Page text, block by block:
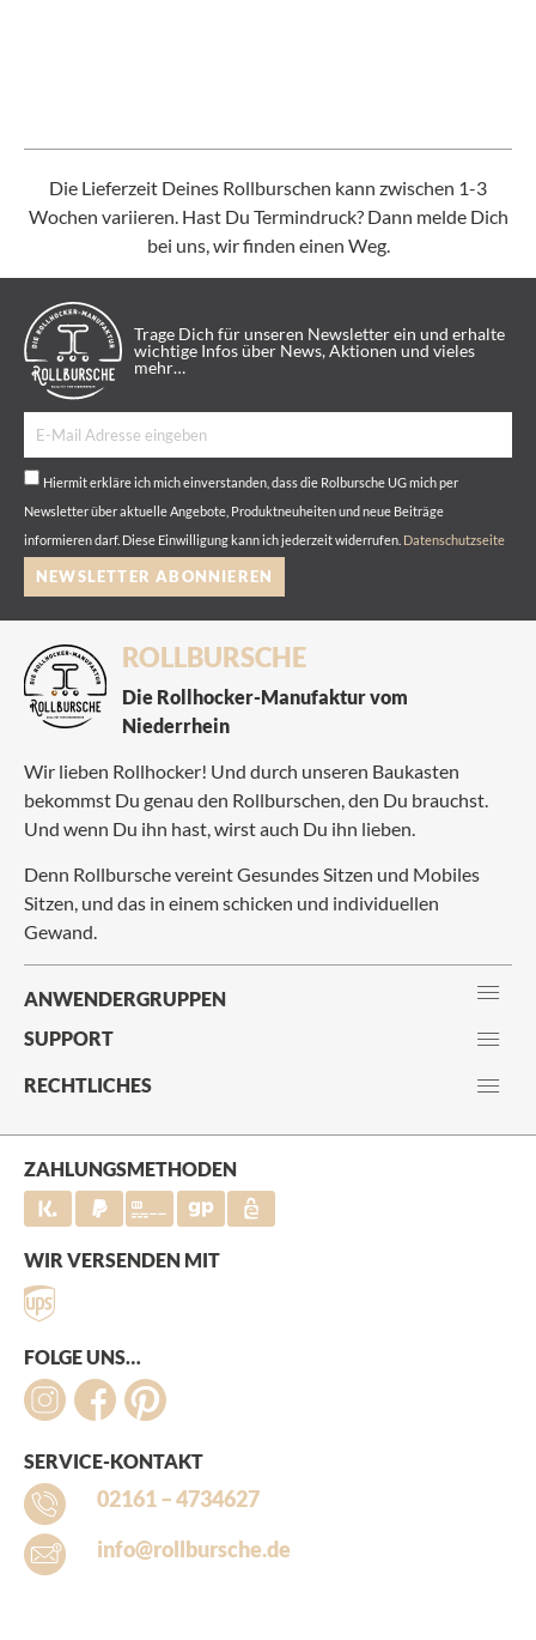
Die Lieferzeit Deines Rollburschen kann zwischen 1-3
Wochen variieren. Hast Du Termindruck? Dann melde Dich
bei uns, wir finden einen Weg.
Trage Dich für unseren Newsletter ein und erhalte
wichtige Infos über News, Aktionen und vieles
mehr…
Hiermit erkläre ich mich einverstanden, dass die Rolbursche UG mich per
Newsletter über aktuelle Angebote, Produktneuheiten und neue Beiträge
informieren darf. Diese Einwilligung kann ich jederzeit widerrufen. Datenschutzseite
NEWSLETTER ABONNIEREN
ROLLBURSCHE
Die Rollhocker-Manufaktur vom
Niederrhein
Wir lieben Rollhocker! Und durch unseren Baukasten
bekommst Du genau den Rollburschen, den Du brauchst.
Und wenn Du ihn hast, wirst auch Du ihn lieben.
Denn Rollbursche vereint Gesundes Sitzen und Mobiles
Sitzen, und das in einem schicken und individuellen
Gewand.
ANWENDERGRUPPEN
SUPPORT
RECHTLICHES
ZAHLUNGSMETHODEN
WIR VERSENDEN MIT
FOLGE UNS…
SERVICE-KONTAKT
02161 – 4734627
info@rollbursche.de